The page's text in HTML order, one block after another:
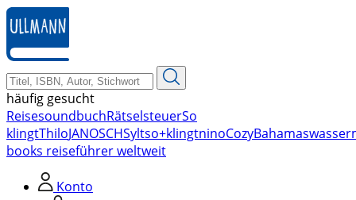
zum
Hauptinhalt
springen
häufig gesucht
ReisesoundbuchRätselsteuerSo
klingtThiloJANOSCHSyltso+klingtninoCozyBahamas
books reiseführer weltweit
Konto